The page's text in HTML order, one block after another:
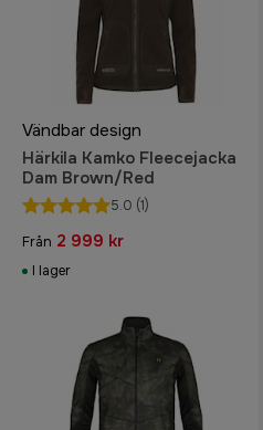
Vändbar design
Härkila Kamko Fleecejacka
Dam Brown/Red
5.0 (1)
Från 2 999 kr
I lager